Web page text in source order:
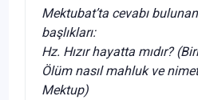
Mektubat’ta cevabı
başlıkları:
Hz. Hızır hayatta mıdır?
Ölüm nasıl mahluk ve
Mektup)